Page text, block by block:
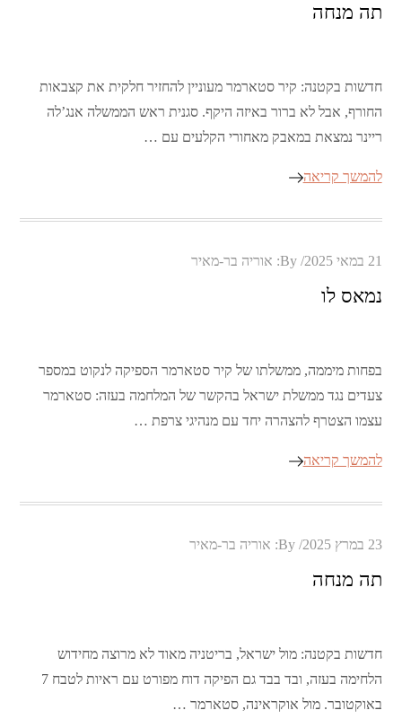
תה מנחה
חדשות בקטנה: קיר סטארמר מעוניין להחזיר חלקית את קצבאות
החורף, אבל לא ברור באיזה היקף. סגנית ראש הממשלה אנג’לה
ריינר נמצאת במאבק מאחורי הקלעים עם …
להמשך קריאה
Posted
21 במאי 2025 By: אוריה בר-מאיר
נמאס לו
בפחות מיממה, ממשלתו של קיר סטארמר הספיקה לנקוט במספר
צעדים נגד ממשלת ישראל בהקשר של המלחמה בעזה: סטארמר
עצמו הצטרף להצהרה יחד עם מנהיגי צרפת …
להמשך קריאה
Posted
23 במרץ 2025 By: אוריה בר-מאיר
תה מנחה
חדשות בקטנה: מול ישראל, בריטניה מאוד לא מרוצה מחידוש
הלחימה בעזה, ובד בבד גם הפיקה דוח מפורט עם ראיות לטבח 7
באוקטובר. מול אוקראינה, סטארמר …